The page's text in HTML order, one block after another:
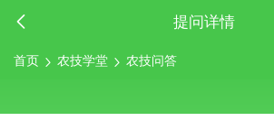
提问详情
首页 农技学堂 农技问答